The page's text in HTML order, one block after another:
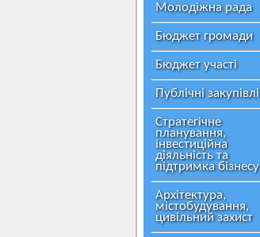
Молодіжна рада
Бюджет громади
Бюджет участі
Публічні закупівлі
Стратегічне
планування,
інвестиційна
діяльність та
підтримка бізнесу
Архітектура,
містобудування,
цивільний захист